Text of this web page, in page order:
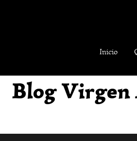
Inicio
Blog Virgen